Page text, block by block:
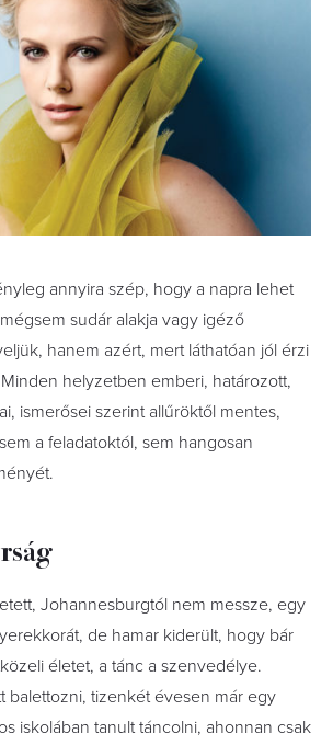
annyira szép, hogy a napra lehet
sudár alakja vagy igéző
hanem azért, mert láthatóan jól érzi
helyzetben emberi, határozott,
ismerősei szerint allűröktől mentes,
a feladatoktól, sem hangosan
Johannesburgtól nem messze, egy
de hamar kiderült, hogy bár
életet, a tánc a szenvedélye.
balettozni, tizenkét évesen már egy
iskolában tanult táncolni, ahonnan csak